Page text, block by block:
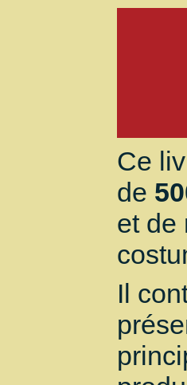
Ce
de
et de
Il